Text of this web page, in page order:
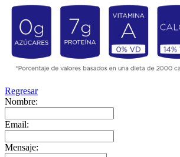
Regresar
Nombre:
Email:
Mensaje: